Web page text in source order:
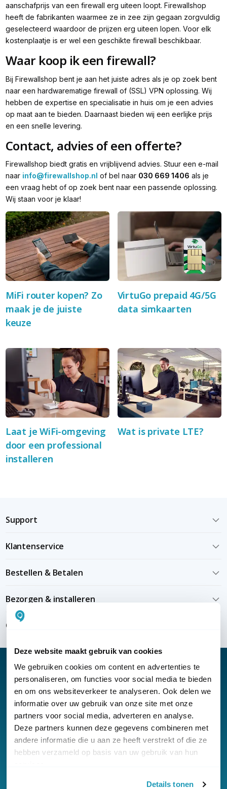
Deze website maakt gebruik van cookies
We gebruiken cookies om content en advertenties te
personaliseren, om functies voor social media te bieden
en om ons websiteverkeer te analyseren. Ook delen we
informatie over uw gebruik van onze site met onze
partners voor social media, adverteren en analyse.
Deze partners kunnen deze gegevens combineren met
andere informatie die u aan ze heeft verstrekt of die ze
hebben verzameld op basis van uw gebruik van hun
Details tonen
aanschafprijs van een firewall erg uiteen loopt. Firewallshop
heeft de fabrikanten waarmee ze in zee zijn gegaan zorgvuldig
geselecteerd waardoor de prijzen erg uiteen lopen. Voor elk
kostenplaatje is er wel een geschikte firewall beschikbaar.
Waar koop ik een firewall?
Bij Firewallshop bent je aan het juiste adres als je op zoek bent
naar een hardwarematige firewall of (SSL) VPN oplossing. Wij
hebben de expertise en specialisatie in huis om je een advies
op maat aan te bieden. Daarnaast bieden wij een eerlijke prijs
en een snelle levering.
Contact, advies of een offerte?
Firewallshop biedt gratis en vrijblijvend advies. Stuur een e-mail
naar info@firewallshop.nl of bel naar 030 669 1406 als je
een vraag hebt of op zoek bent naar een passende oplossing.
Wij staan voor je klaar!
MiFi router kopen? Zo
maak je de juiste
keuze
VirtuGo prepaid 4G/5G
data simkaarten
Laat je WiFi-omgeving
door een professional
installeren
Wat is private LTE?
Support
Klantenservice
Bestellen & Betalen
Bezorgen & installeren
Over KommaGo
Nieuwsbrief
Klantenservice